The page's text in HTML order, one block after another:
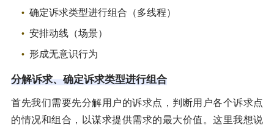
确定诉求类型进行组合（多线程）
安排动线（场景）
形成无意识行为
分解诉求、确定诉求类型进行组合
首先我们需要先分解用户的诉求点，判断用户各个诉求点
的情况和组合，以谋求提供需求的最大价值。这里我想说